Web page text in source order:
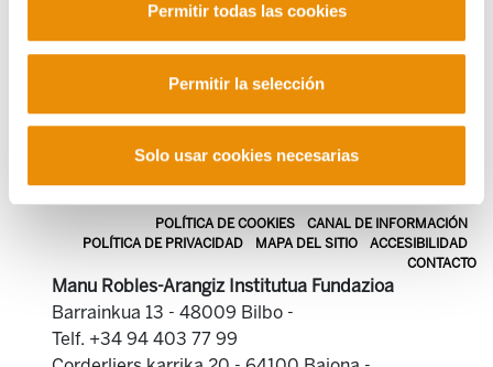
Permitir todas las cookies
Permitir la selección
Solo usar cookies necesarias
POLÍTICA DE COOKIES
CANAL DE INFORMACIÓN
POLÍTICA DE PRIVACIDAD
MAPA DEL SITIO
ACCESIBILIDAD
CONTACTO
Manu Robles-Arangiz Institutua Fundazioa
Barrainkua 13 - 48009 Bilbo -
Telf. +34 94 403 77 99